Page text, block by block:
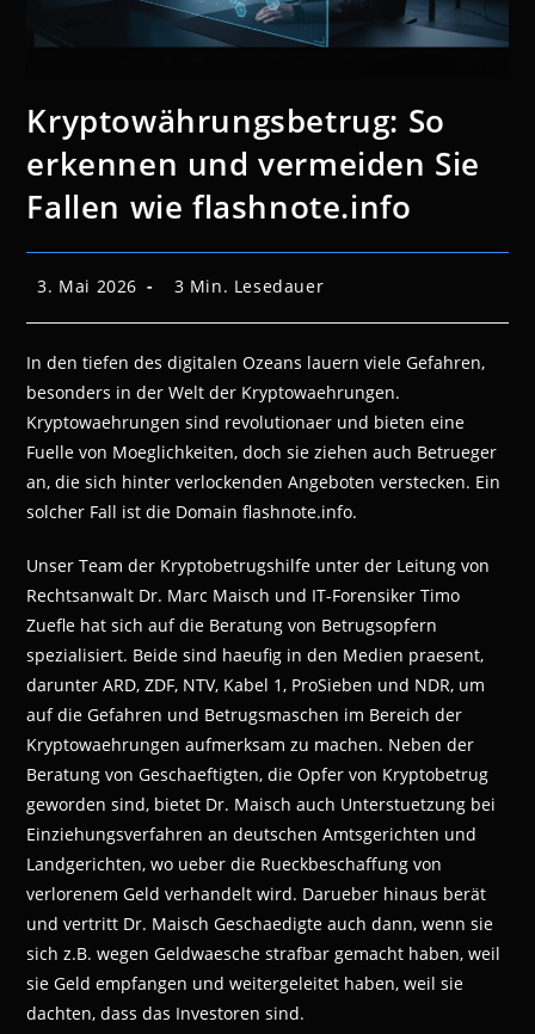
Kryptowährungsbetrug: So
erkennen und vermeiden Sie
Fallen wie flashnote.info
Beitrag
3. Mai 2026 Lesedauer:
3 Min. Lesedauer
In den tiefen des digitalen Ozeans lauern viele Gefahren,
besonders in der Welt der Kryptowaehrungen.
Kryptowaehrungen sind revolutionaer und bieten eine
Fuelle von Moeglichkeiten, doch sie ziehen auch Betrueger
an, die sich hinter verlockenden Angeboten verstecken. Ein
solcher Fall ist die Domain flashnote.info.
Unser Team der Kryptobetrugshilfe unter der Leitung von
Rechtsanwalt Dr. Marc Maisch und IT-Forensiker Timo
Zuefle hat sich auf die Beratung von Betrugsopfern
spezialisiert. Beide sind haeufig in den Medien praesent,
darunter ARD, ZDF, NTV, Kabel 1, ProSieben und NDR, um
auf die Gefahren und Betrugsmaschen im Bereich der
Kryptowaehrungen aufmerksam zu machen. Neben der
Beratung von Geschaeftigten, die Opfer von Kryptobetrug
geworden sind, bietet Dr. Maisch auch Unterstuetzung bei
Einziehungsverfahren an deutschen Amtsgerichten und
Landgerichten, wo ueber die Rueckbeschaffung von
verlorenem Geld verhandelt wird. Darueber hinaus berät
und vertritt Dr. Maisch Geschaedigte auch dann, wenn sie
sich z.B. wegen Geldwaesche strafbar gemacht haben, weil
sie Geld empfangen und weitergeleitet haben, weil sie
dachten, dass das Investoren sind.